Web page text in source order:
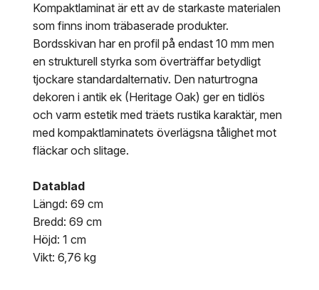
Kompaktlaminat är ett av de starkaste materialen
som finns inom träbaserade produkter.
Bordsskivan har en profil på endast 10 mm men
en strukturell styrka som överträffar betydligt
tjockare standardalternativ. Den naturtrogna
dekoren i antik ek (Heritage Oak) ger en tidlös
och varm estetik med träets rustika karaktär, men
med kompaktlaminatets överlägsna tålighet mot
fläckar och slitage.
Datablad
Längd: 69 cm
Bredd: 69 cm
Höjd: 1 cm
Vikt: 6,76 kg